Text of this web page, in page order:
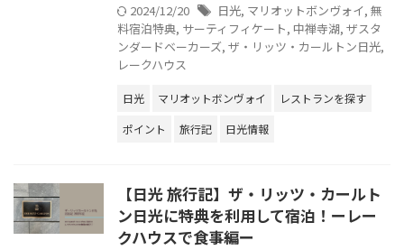
2024/12/20 日光, マリオットボンヴォイ, 無
料宿泊特典, サーティフィケート, 中禅寺湖, ザスタ
ンダードベーカーズ, ザ・リッツ・カールトン日光,
レークハウス
日光 マリオットボンヴォイ
レストランを探す
ポイント
旅行記 日光情報
【日光 旅行記】ザ・リッツ・カールト
ン日光に特典を利用して宿泊！ーレー
クハウスで食事編ー